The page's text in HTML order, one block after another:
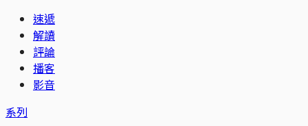
速遞
解讀
評論
播客
影音
系列